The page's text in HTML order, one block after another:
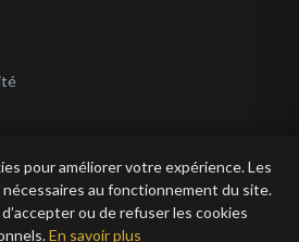
pour améliorer votre expérience. Les
au fonctionnement du site.
ou de refuser les cookies
En savoir plus